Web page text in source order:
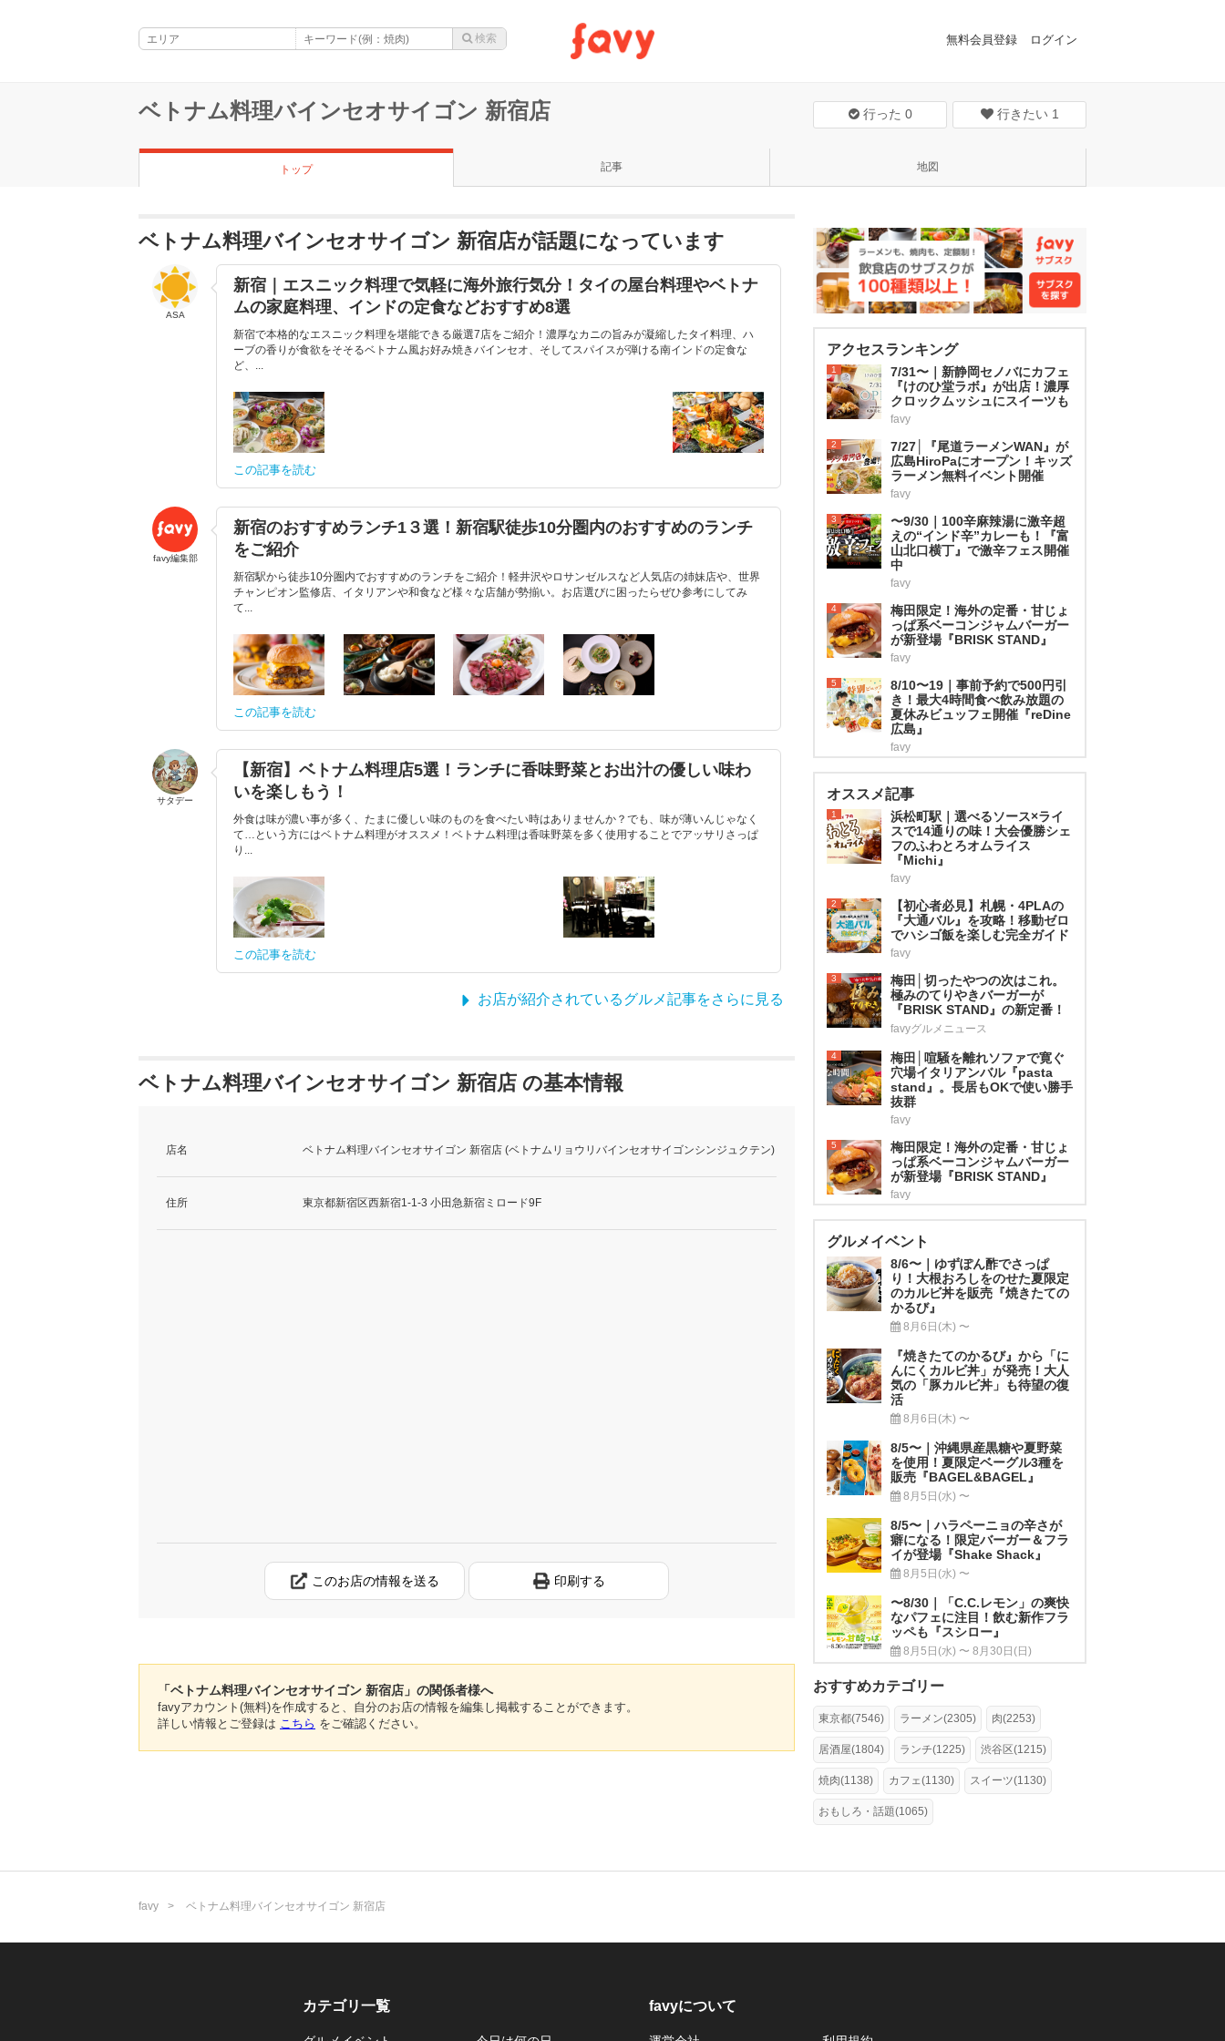
無料会員登録 ログイン
ベトナム料理バインセオサイゴン 新宿店 行った 0 行きたい 1
トップ 記事 地図
ベトナム料理バインセオサイゴン 新宿店が話題になっています
ASA
新宿｜エスニック料理で気軽に海外旅行気分！タイの屋台料理やベトナ
ムの家庭料理、インドの定食などおすすめ8選
新宿で本格的なエスニック料理を堪能できる厳選7店をご紹介！濃厚なカニの旨みが凝縮したタイ料理、ハ
ーブの香りが食欲をそそるベトナム風お好み焼きバインセオ、そしてスパイスが弾ける南インドの定食な
ど、...
この記事を読む
favy編集部
新宿のおすすめランチ1３選！新宿駅徒歩10分圏内のおすすめのランチ
をご紹介
新宿駅から徒歩10分圏内でおすすめのランチをご紹介！軽井沢やロサンゼルスなど人気店の姉妹店や、世界
チャンピオン監修店、イタリアンや和食など様々な店舗が勢揃い。お店選びに困ったらぜひ参考にしてみ
て...
この記事を読む
サタデー
【新宿】ベトナム料理店5選！ランチに香味野菜とお出汁の優しい味わ
いを楽しもう！
外食は味が濃い事が多く、たまに優しい味のものを食べたい時はありませんか？でも、味が薄いんじゃなく
て…という方にはベトナム料理がオススメ！ベトナム料理は香味野菜を多く使用することでアッサリさっぱ
り...
この記事を読む
お店が紹介されているグルメ記事をさらに見る
ベトナム料理バインセオサイゴン 新宿店 の基本情報
店名 ベトナム料理バインセオサイゴン 新宿店 (ベトナムリョウリバインセオサイゴンシンジュクテン)
住所 東京都新宿区西新宿1-1-3 小田急新宿ミロード9F
このお店の情報を送る 印刷する
「ベトナム料理バインセオサイゴン 新宿店」の関係者様へ
favyアカウント(無料)を作成すると、自分のお店の情報を編集し掲載することができます。
詳しい情報とご登録は こちら をご確認ください。
アクセスランキング
1
7/31〜｜新静岡セノバにカフェ
『けのひ堂ラボ』が出店！濃厚
クロックムッシュにスイーツも
favy
2
7/27│『尾道ラーメンWAN』が
広島HiroPaにオープン！キッズ
ラーメン無料イベント開催
favy
3
〜9/30｜100辛麻辣湯に激辛超
えの“インド辛”カレーも！『富
山北口横丁』で激辛フェス開催
中
favy
4
梅田限定！海外の定番・甘じょ
っぱ系ベーコンジャムバーガー
が新登場『BRISK STAND』
favy
5
8/10〜19｜事前予約で500円引
き！最大4時間食べ飲み放題の
夏休みビュッフェ開催『reDine
広島』
favy
オススメ記事
1
浜松町駅｜選べるソース×ライ
スで14通りの味！大会優勝シェ
フのふわとろオムライス
『Michi』
favy
2
【初心者必見】札幌・4PLAの
『大通バル』を攻略！移動ゼロ
でハシゴ飯を楽しむ完全ガイド
favy
3
梅田│切ったやつの次はこれ。
極みのてりやきバーガーが
『BRISK STAND』の新定番！
favyグルメニュース
4
梅田│喧騒を離れソファで寛ぐ
穴場イタリアンバル『pasta
stand』。長居もOKで使い勝手
抜群
favy
5
梅田限定！海外の定番・甘じょ
っぱ系ベーコンジャムバーガー
が新登場『BRISK STAND』
favy
グルメイベント
8/6〜｜ゆずぽん酢でさっぱ
り！大根おろしをのせた夏限定
のカルビ丼を販売『焼きたての
かるび』
8月6日(木) 〜
『焼きたてのかるび』から「に
んにくカルビ丼」が発売！大人
気の「豚カルビ丼」も待望の復
活
8月6日(木) 〜
8/5〜｜沖縄県産黒糖や夏野菜
を使用！夏限定ベーグル3種を
販売『BAGEL&BAGEL』
8月5日(水) 〜
8/5〜｜ハラペーニョの辛さが
癖になる！限定バーガー＆フラ
イが登場『Shake Shack』
8月5日(水) 〜
〜8/30｜「C.C.レモン」の爽快
なパフェに注目！飲む新作フラ
ッペも『スシロー』
8月5日(水) 〜 8月30日(日)
おすすめカテゴリー
東京都(7546) ラーメン(2305) 肉(2253)
居酒屋(1804) ランチ(1225) 渋谷区(1215)
焼肉(1138) カフェ(1130) スイーツ(1130)
おもしろ・話題(1065)
favy ベトナム料理バインセオサイゴン 新宿店
カテゴリ一覧 favyについて